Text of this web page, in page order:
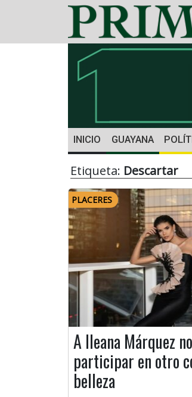
INICIO GUAYANA
Etiqueta: Descartar
PLACERES
A Ileana Márquez
participar en otro
belleza